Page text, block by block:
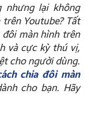
nhưng lại không
Youtube? Tất
màn hình trên
và cực kỳ thú vị,
cho người dùng.
chia đôi màn
cho bạn. Hãy